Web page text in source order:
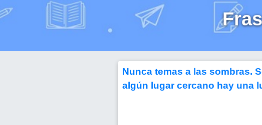
Nunca temas a las sombras.
algún lugar cercano hay una